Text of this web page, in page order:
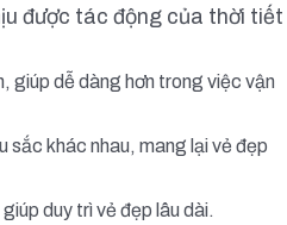
được tác động của thời tiết
giúp dễ dàng hơn trong việc vận
sắc khác nhau, mang lại vẻ đẹp
duy trì vẻ đẹp lâu dài.